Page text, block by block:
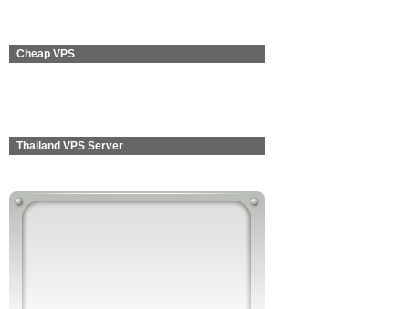
Cheap VPS
Thailand VPS Server